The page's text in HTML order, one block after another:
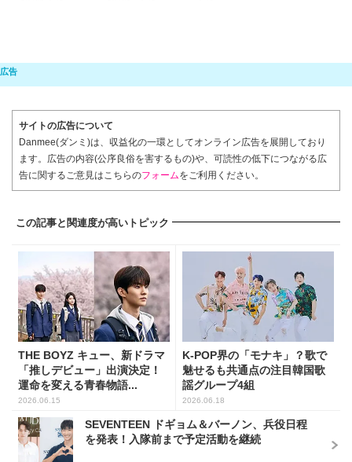
サイトの広告について
Danmee(ダンミ)は、収益化の一環としてオンライン広告を展開しており
ます。広告の内容(公序良俗を害するもの)や、可読性の低下につながる広
告に関するご意見はこちらのフォームをご利用ください。
この記事と関連度が高いトピック
THE BOYZ キュー、新ドラマ
「推しデビュー」出演決定！
運命を変える青春物語...
2026.06.15
K-POP界の「モナキ」？歌で
魅せるも共通点の注目韓国歌
謡グループ4組
2026.06.18
SEVENTEEN ドギョム＆バーノン、兵役日程
を発表！入隊前まで予定活動を継続